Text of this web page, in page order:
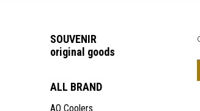
SOUVENIR
original goods
ALL BRAND
AO Coolers